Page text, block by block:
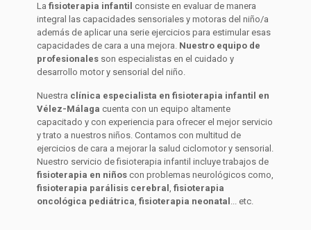
La fisioterapia infantil consiste en evaluar de manera
integral las capacidades sensoriales y motoras del niño/a
además de aplicar una serie ejercicios para estimular esas
capacidades de cara a una mejora. Nuestro equipo de
profesionales son especialistas en el cuidado y
desarrollo motor y sensorial del niño.
Nuestra clínica especialista en fisioterapia infantil en
Vélez-Málaga cuenta con un equipo altamente
capacitado y con experiencia para ofrecer el mejor servicio
y trato a nuestros niños. Contamos con multitud de
ejercicios de cara a mejorar la salud ciclomotor y sensorial.
Nuestro servicio de fisioterapia infantil incluye trabajos de
fisioterapia en niños con problemas neurológicos como,
fisioterapia parálisis cerebral , fisioterapia
oncológica pediátrica, fisioterapia neonatal ... etc.